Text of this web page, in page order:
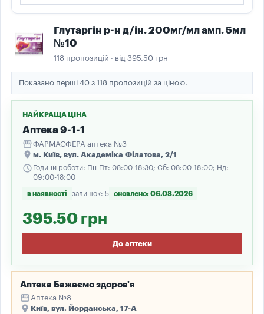
Глутаргін р-н д/ін. 200мг/мл амп. 5мл
№10
118 пропозицій · від 395.50 грн
Показано перші 40 з 118 пропозицій за ціною.
НАЙКРАЩА ЦІНА
Аптека 9-1-1
storefrontФАРМАСФЕРА аптека №3
place м. Київ, вул. Академiка Фiлатова, 2/1
schedule Години роботи: Пн-Пт: 08:00-18:30; Сб: 08:00-18:00; Нд:
09:00-18:00
в наявності залишок: 5 оновлено: 06.08.2026
395.50 грн
До аптеки
Аптека Бажаємо здоров'я
storefront Аптека №8
place Київ, вул. Йорданська, 17-А